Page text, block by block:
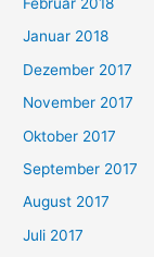
Januar 2018
Dezember 2017
November 2017
Oktober 2017
September 2017
August 2017
Juli 2017